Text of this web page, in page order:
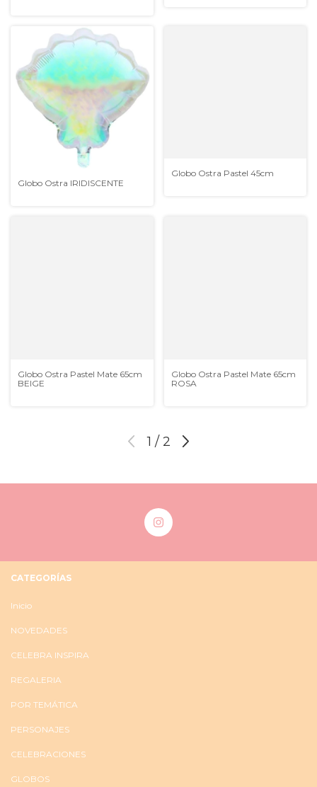
Globo Ostra IRIDISCENTE
Globo Ostra Pastel 45cm
Globo Ostra Pastel Mate 65cm
BEIGE
Globo Ostra Pastel Mate 65cm
ROSA
1 / 2
CATEGORÍAS
Inicio
NOVEDADES
CELEBRA INSPIRA
REGALERIA
POR TEMÁTICA
PERSONAJES
CELEBRACIONES
GLOBOS